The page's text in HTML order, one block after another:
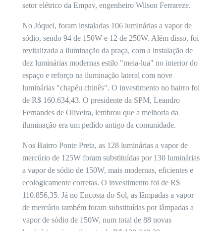
setor elétrico da Empav, engenheiro Wilson Ferrareze.
No Jóquei, foram instaladas 106 luminárias a vapor de
sódio, sendo 94 de 150W e 12 de 250W. Além disso, foi
revitalizada a iluminação da praça, com a instalação de
dez luminárias modernas estilo "meia-lua" no interior do
espaço e reforço na iluminação lateral com nove
luminárias "chapéu chinês". O investimento no bairro foi
de R$ 160.634,43. O presidente da SPM, Leandro
Fernandes de Oliveira, lembrou que a melhoria da
iluminação era um pedido antigo da comunidade.
Nos Bairro Ponte Preta, as 128 luminárias a vapor de
mercúrio de 125W foram substituídas por 130 luminárias
a vapor de sódio de 150W, mais modernas, eficientes e
ecologicamente corretas. O investimento foi de R$
110.856,35. Já no Encosta do Sol, as lâmpadas a vapor
de mercúrio também foram substituídas por lâmpadas a
vapor de sódio de 150W, num total de 88 novas